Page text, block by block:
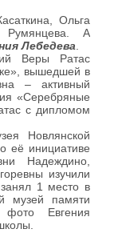
Ольга
А
Лебедева.
Веры Ратас
вышедшей в
– активный
«Серебряные
с дипломом
Новлянской
её инициативе
Надеждино,
изучили
1 место в
музей памяти
Евгения